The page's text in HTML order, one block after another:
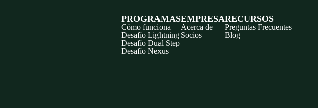
PROGRAMAS
Cómo funciona
Desafío Lightning
Desafío Dual Step
Desafío Nexus
EMPRESA
Acerca de
Socios
RECURSOS
Preguntas Frecuentes
Blog